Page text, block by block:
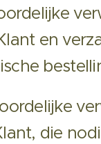
en
die